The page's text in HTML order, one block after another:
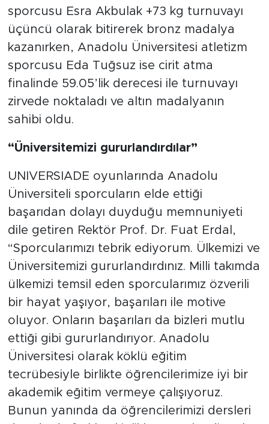
sporcusu Esra Akbulak +73 kg turnuvayı
üçüncü olarak bitirerek bronz madalya
kazanırken, Anadolu Üniversitesi atletizm
sporcusu Eda Tuğsuz ise cirit atma
finalinde 59.05’lik derecesi ile turnuvayı
zirvede noktaladı ve altın madalyanın
sahibi oldu.
“Üniversitemizi gururlandırdılar”
UNIVERSIADE oyunlarında Anadolu
Üniversiteli sporcuların elde ettiği
başarıdan dolayı duyduğu memnuniyeti
dile getiren Rektör Prof. Dr. Fuat Erdal,
“Sporcularımızı tebrik ediyorum. Ülkemizi ve
Üniversitemizi gururlandırdınız. Milli takımda
ülkemizi temsil eden sporcularımız özverili
bir hayat yaşıyor, başarıları ile motive
oluyor. Onların başarıları da bizleri mutlu
ettiği gibi gururlandırıyor. Anadolu
Üniversitesi olarak köklü eğitim
tecrübesiyle birlikte öğrencilerimize iyi bir
akademik eğitim vermeye çalışıyoruz.
Bunun yanında da öğrencilerimizi dersleri